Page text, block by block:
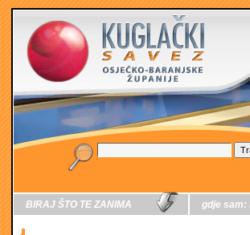
BIRAJ ŠTO TE ZANIMA gdje sam: